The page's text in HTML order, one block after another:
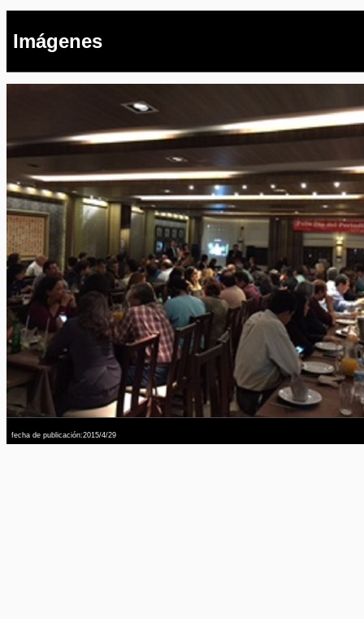
Imágenes
fecha de publicación:2015/4/29